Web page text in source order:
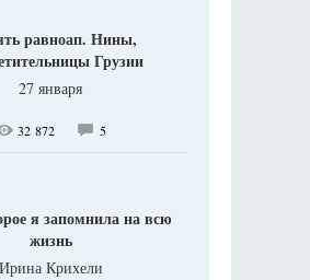
равноап. Нины,
Грузии
27 января
32 872 5
я запомнила на всю
жизнь
Ирина Крихели